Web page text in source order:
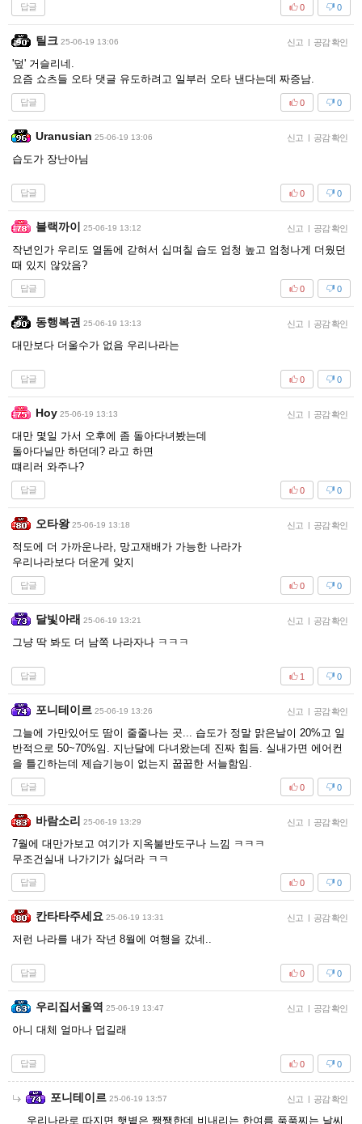
답글 0
0
틸크 25-06-19 13:06 신고 | 공감 확인
'덮' 거슬리네.
요즘 쇼츠들 오타 댓글 유도하려고 일부러 오타 낸다는데 짜증남.
답글 0
0
Uranusian 25-06-19 13:06 신고 | 공감 확인
습도가 장난아님
답글 0
0
블랙까이 25-06-19 13:12 신고 | 공감 확인
작년인가 우리도 열돔에 갇혀서 십며칠 습도 엄청 높고 엄청나게 더웠던
때 있지 않았음?
답글 0
0
동행복권 25-06-19 13:13 신고 | 공감 확인
대만보다 더울수가 없음 우리나라는
답글 0
0
Hoy 25-06-19 13:13 신고 | 공감 확인
대만 몇일 가서 오후에 좀 돌아다녀봤는데
돌아다닐만 하던데? 라고 하면
떄리러 와주나?
답글 0
0
오타왕 25-06-19 13:18 신고 | 공감 확인
적도에 더 가까운나라, 망고재배가 가능한 나라가
우리나라보다 더운게 앚지
답글 0
0
달빛아래 25-06-19 13:21 신고 | 공감 확인
그냥 딱 봐도 더 남쪽 나라자나 ㅋㅋㅋ
답글 0
1
포니테이르 25-06-19 13:26 신고 | 공감 확인
그늘에 가만있어도 땀이 줄줄나는 곳... 습도가 정말 맑은날이 20%고 일
반적으로 50~70%임. 지난달에 다녀왔는데 진짜 힘듬. 실내가면 에어컨
을 틀긴하는데 제습기능이 없는지 꿉꿉한 서늘함임.
답글 0
0
바람소리 25-06-19 13:29 신고 | 공감 확인
7월에 대만가보고 여기가 지옥불반도구나 느낌 ㅋㅋㅋ
무조건실내 나가기가 싫더라 ㅋㅋ
답글 0
0
칸타타주세요 25-06-19 13:31 신고 | 공감 확인
저런 나라를 내가 작년 8월에 여행을 갔네..
답글 0
0
우리집서울역 25-06-19 13:47 신고 | 공감 확인
아니 대체 얼마나 덥길래
답글 0
0
포니테이르 25-06-19 13:57 신고 | 공감 확인
우리나라로 따지면 햇볕은 쨍쨍한데 비내리는 한여름 푹푹찌는 날씨